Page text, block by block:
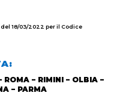
18/03/2022 per il Codice
ROMA – RIMINI – OLBIA –
– PARMA